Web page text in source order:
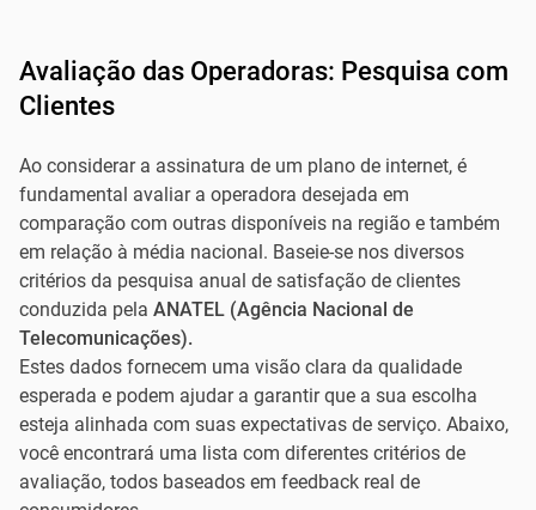
Avaliação das Operadoras: Pesquisa com
Clientes
Ao considerar a assinatura de um plano de internet, é
fundamental avaliar a operadora desejada em
comparação com outras disponíveis na região e também
em relação à média nacional. Baseie-se nos diversos
critérios da pesquisa anual de satisfação de clientes
conduzida pela ANATEL (Agência Nacional de
Telecomunicações).
Estes dados fornecem uma visão clara da qualidade
esperada e podem ajudar a garantir que a sua escolha
esteja alinhada com suas expectativas de serviço. Abaixo,
você encontrará uma lista com diferentes critérios de
avaliação, todos baseados em feedback real de